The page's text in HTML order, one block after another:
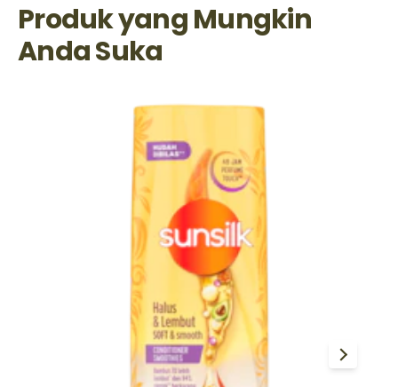
Produk yang Mungkin
Anda Suka